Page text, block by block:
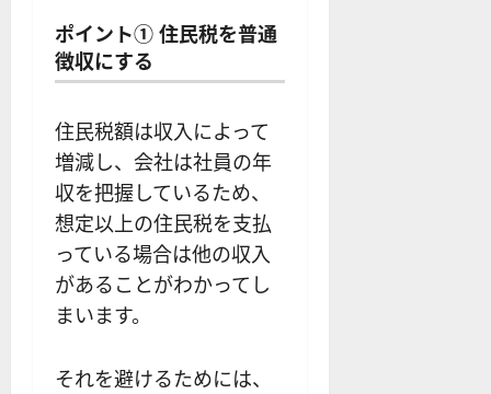
ポイント① 住民税を普通
徴収にする
住民税額は収入によって
増減し、会社は社員の年
収を把握しているため、
想定以上の住民税を支払
っている場合は他の収入
があることがわかってし
まいます。
それを避けるためには、